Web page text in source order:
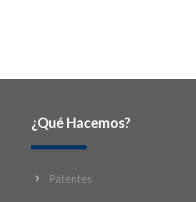
¿Qué Hacemos?
5 Patentes